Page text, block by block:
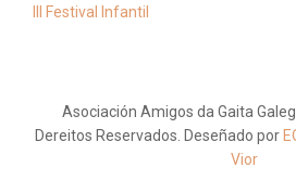
III Festival Infantil
Asociación Amigos da Gaita
Dereitos Reservados. Deseñado por
Vior